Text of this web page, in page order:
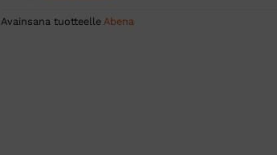
Avainsana tuotteelle Abena